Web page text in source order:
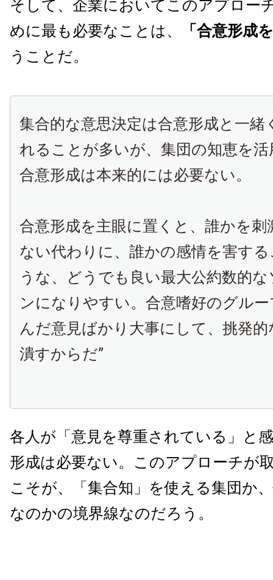
そして、企業においてこのアプロー
めに最も必要なことは、
「合意形成
うことだ。
集合的な意思決定は合意形成と一緒
れることが多いが、集団の知恵を
合意形成は本来的には必要ない。
合意形成を主眼に置くと、誰かを
ない代わりに、誰かの感情を害す
うな、どうでも良い最大公約数的
ンになりやすい。合意嗜好のグル
んだ意見ばかり大事にして、挑発
潰すからだ”
各人が「意見を尊重されている」と
形成は必要ない。このアプローチが
こそが、「集合知」を使える集団か
なのかの境界線なのだろう。